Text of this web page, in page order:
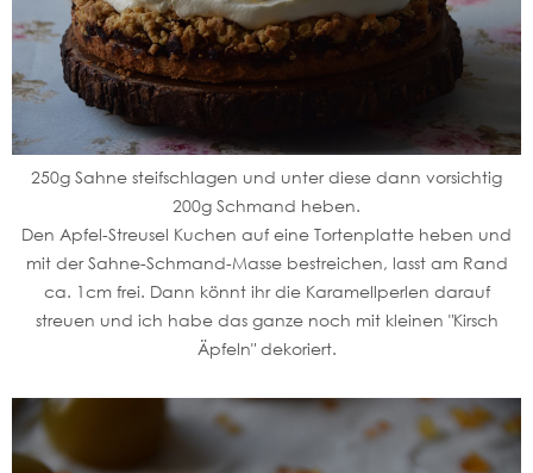
250g Sahne steifschlagen und unter diese dann vorsichtig
200g Schmand heben.
Den Apfel-Streusel Kuchen auf eine Tortenplatte heben und
mit der Sahne-Schmand-Masse bestreichen, lasst am Rand
ca. 1cm frei. Dann könnt ihr die Karamellperlen darauf
streuen und ich habe das ganze noch mit kleinen "Kirsch
Äpfeln" dekoriert.